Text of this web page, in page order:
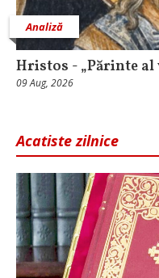
Analiză
Hristos - „Părinte al
09 Aug, 2026
Acatiste zilnice